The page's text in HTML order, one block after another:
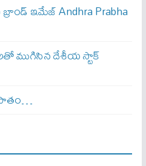
ఇమేజ్ Andhra Prabha
ముగిసిన దేశీయ స్టాక్